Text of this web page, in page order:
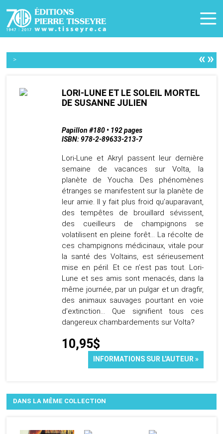
> «»
LORI-LUNE ET LE SOLEIL MORTEL
DE SUSANNE JULIEN
Papillon #180 • 192 pages
ISBN: 978-2-89633-213-7
Lori-Lune et Akryl passent leur dernière
semaine de vacances sur Volta, la
planète de Youcha. Des phénomènes
étranges se manifestent sur la planète de
leur amie. Il y fait plus froid qu’auparavant,
des tempêtes de brouillard sévissent,
des cueilleurs de champignons se
volatilisent en pleine forêt… La récolte de
ces champignons médicinaux, vitale pour
la santé des Voltains, est sérieusement
mise en péril. Et ce n’est pas tout. Lori-
Lune et ses amis sont menacés, dans la
même journée, par un pulgar et un dragfir,
des animaux sauvages pourtant en voie
d’extinction… Que signifient tous ces
dangereux chambardements sur Volta?
10,95$
INFORMATIONS SUR L'AUTEUR »
DANS LA MÊME COLLECTION